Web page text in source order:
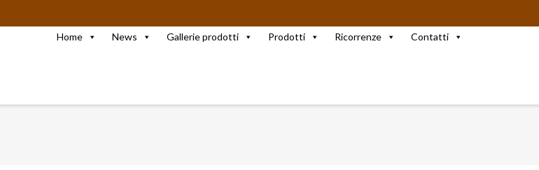
Home News Gallerie prodotti Prodotti Ricorrenze Contatti